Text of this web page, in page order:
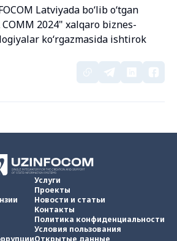
Latviyada bo‘lib o‘tgan
COMM 2024" xalqaro biznes-
ko‘rgazmasida ishtirok
Услуги
Проекты
Новости и статьи
Контакты
Политика конфиденциальности
Условия пользования